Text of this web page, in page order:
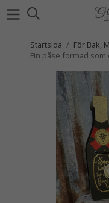
Startsida / För Bak,
Fin påse formad